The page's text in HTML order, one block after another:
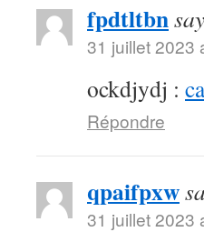
fpdtltbn
31 juillet 2023
ockdjydj :
Répondre
qpaifpxw
31 juillet 2023